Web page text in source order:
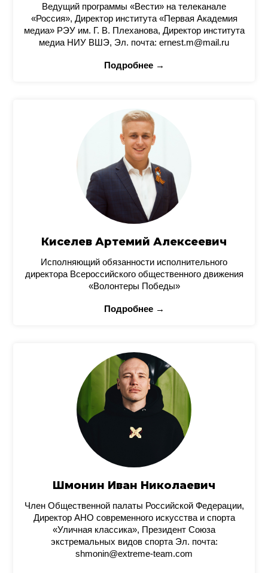
Ведущий программы «Вести» на телеканале
«Россия», Директор института «Первая Академия
медиа» РЭУ им. Г. В. Плеханова, Директор института
медиа НИУ ВШЭ, Эл. почта: ernest.m@mail.ru
Подробнее →
Киселев Артемий Алексеевич
Исполняющий обязанности исполнительного
директора Всероссийского общественного движения
«Волонтеры Победы»
Подробнее →
Шмонин Иван Николаевич
Член Общественной палаты Российской Федерации,
Директор АНО современного искусства и спорта
«Уличная классика», Президент Союза
экстремальных видов спорта Эл. почта:
shmonin@extreme-team.com